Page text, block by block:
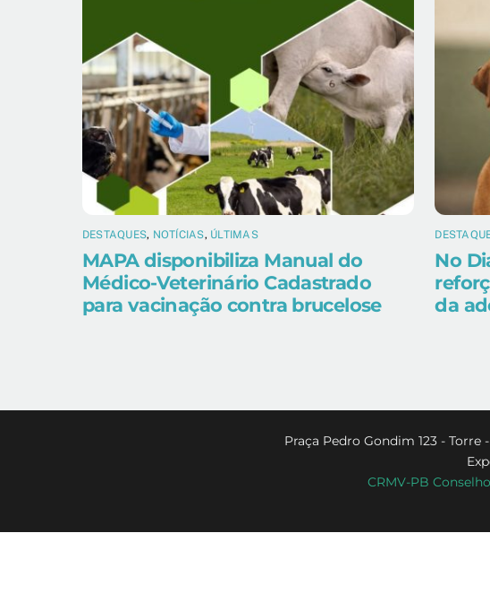
DESTAQUES, NOTÍCIAS, ÚLTIMAS
MAPA disponibiliza Manual do
Médico-Veterinário Cadastrado
para vacinação contra brucelose
No
da
Praça Pedro Gondim 123 - Torre
CRMV-PB